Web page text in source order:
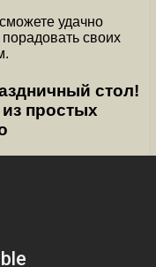
удачно
своих
стол!
простых